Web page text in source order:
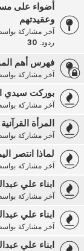
أضواء على
وعقيدتهم
آخر مشاركة
ردود: 30
فهرس أهم
آخر مشاركة
بوركت سيدي
آخر مشاركة
المرأة
آخر مشاركة
لماذا انتصر
آخر مشاركة
ابناء علي
آخر مشاركة
ابناء علي
آخر مشاركة
ابناء علي